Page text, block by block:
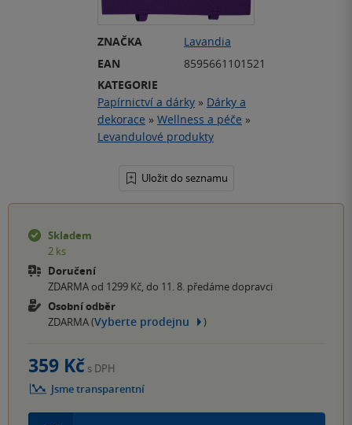
ZNAČKA
Lavandia
EAN
8595661101521
KATEGORIE
Papírnictví a dárky » Dárky a
dekorace » Wellness a péče »
Levandulové produkty
Uložit do seznamu
Skladem
2 ks
Doručení
ZDARMA od 1299 Kč, do 11. 8. předáme dopravci
Osobní odběr
ZDARMA (Vyberte prodejnu )
359 Kč s DPH
Jsme transparentní